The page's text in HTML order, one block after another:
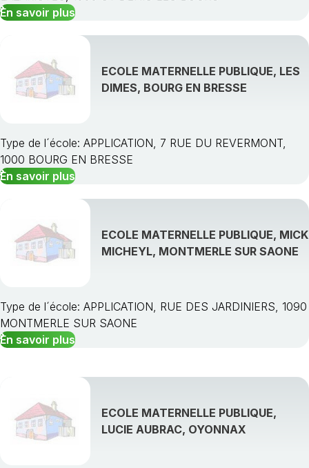
En savoir plus
ECOLE MATERNELLE PUBLIQUE, LES
DIMES, BOURG EN BRESSE
Type de l´école: APPLICATION, 7 RUE DU REVERMONT,
1000 BOURG EN BRESSE
En savoir plus
ECOLE MATERNELLE PUBLIQUE, MICK
MICHEYL, MONTMERLE SUR SAONE
Type de l´école: APPLICATION, RUE DES JARDINIERS, 1090
MONTMERLE SUR SAONE
En savoir plus
ECOLE MATERNELLE PUBLIQUE,
LUCIE AUBRAC, OYONNAX